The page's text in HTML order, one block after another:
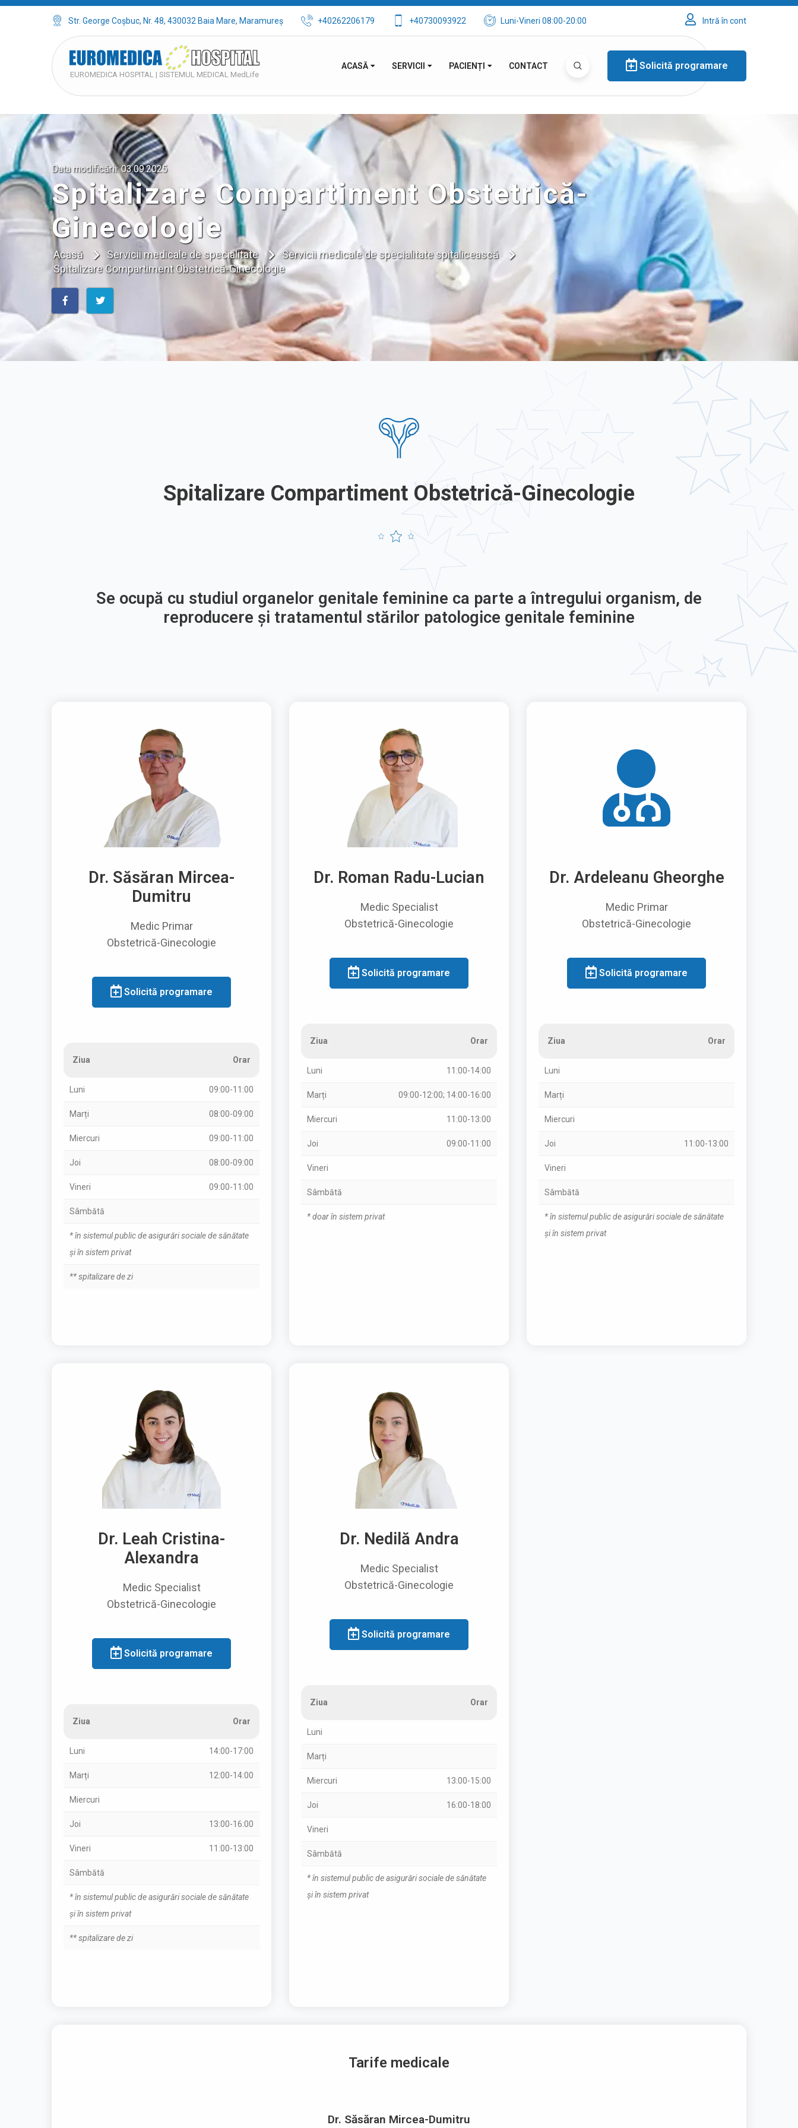
Str. George Coșbuc, Nr. 48, 430032 Baia Mare, Maramureș +40262206179 +40730093922 Luni-Vineri 08:00-20:00 Intră în cont
EUROMEDICA HOSPITAL | SISTEMUL MEDICAL MedLife
ACASĂ SERVICII PACIENȚI CONTACT Solicită programare
Data modificării:03.09.2025
Spitalizare Compartiment Obstetrică-
Ginecologie
Acasă Servicii medicale de specialitate
Servicii medicale de specialitate spitalicească
Spitalizare Compartiment Obstetrică-Ginecologie
Spitalizare Compartiment Obstetrică-Ginecologie
Se ocupă cu studiul organelor genitale feminine ca parte a întregului organism, de
reproducere și tratamentul stărilor patologice genitale feminine
Dr. Săsăran Mircea-
Dumitru
Medic Primar
Obstetrică-Ginecologie
Solicită programare
Ziua Orar
Luni 09:00-11:00
Marți 08:00-09:00
Miercuri 09:00-11:00
Joi 08:00-09:00
Vineri 09:00-11:00
Sâmbătă
* în sistemul public de asigurări sociale de sănătate
și în sistem privat
** spitalizare de zi
Dr. Roman Radu-Lucian
Medic Specialist
Obstetrică-Ginecologie
Solicită programare
Ziua Orar
Luni 11:00-14:00
Marți 09:00-12:00; 14:00-16:00
Miercuri 11:00-13:00
Joi 09:00-11:00
Vineri
Sâmbătă
* doar în sistem privat
Dr. Ardeleanu Gheorghe
Medic Primar
Obstetrică-Ginecologie
Solicită programare
Ziua Orar
Luni
Marți
Miercuri
Joi 11:00-13:00
Vineri
Sâmbătă
* în sistemul public de asigurări sociale de sănătate
și în sistem privat
Dr. Leah Cristina-
Alexandra
Medic Specialist
Obstetrică-Ginecologie
Solicită programare
Ziua Orar
Luni 14:00-17:00
Marți 12:00-14:00
Miercuri
Joi 13:00-16:00
Vineri 11:00-13:00
Sâmbătă
* în sistemul public de asigurări sociale de sănătate
și în sistem privat
** spitalizare de zi
Dr. Nedilă Andra
Medic Specialist
Obstetrică-Ginecologie
Solicită programare
Ziua Orar
Luni
Marți
Miercuri 13:00-15:00
Joi 16:00-18:00
Vineri
Sâmbătă
* în sistemul public de asigurări sociale de sănătate
și în sistem privat
Tarife medicale
Dr. Săsăran Mircea-Dumitru